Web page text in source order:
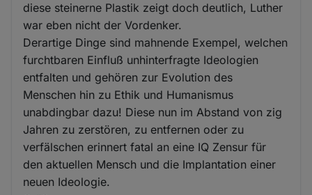
diese steinerne Plastik zeigt doch deutlich, Luther
war eben nicht der Vordenker.
Derartige Dinge sind mahnende Exempel, welchen
furchtbaren Einfluß unhinterfragte Ideologien
entfalten und gehören zur Evolution des
Menschen hin zu Ethik und Humanismus
unabdingbar dazu! Diese nun im Abstand von zig
Jahren zu zerstören, zu entfernen oder zu
verfälschen erinnert fatal an eine IQ Zensur für
den aktuellen Mensch und die Implantation einer
neuen Ideologie.